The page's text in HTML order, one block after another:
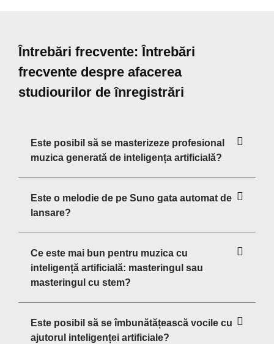
Întrebări frecvente: Întrebări
frecvente despre afacerea
studiourilor de înregistrări
Este posibil să se masterizeze profesional
muzica generată de inteligența artificială?
Este o melodie de pe Suno gata automat de
lansare?
Ce este mai bun pentru muzica cu
inteligență artificială: masteringul sau
masteringul cu stem?
Este posibil să se îmbunătățească vocile cu
ajutorul inteligenței artificiale?